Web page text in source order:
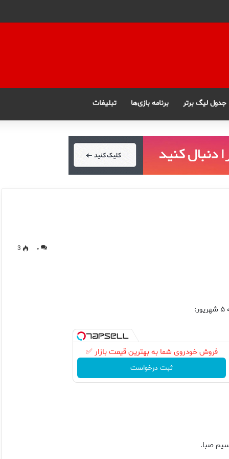
جدول لیگ برتر برنامه بازی‌ها تبلیغات
۰ 3
فروش خودروی شما به بهترین قیمت بازار ✅
ثبت درخواست
.